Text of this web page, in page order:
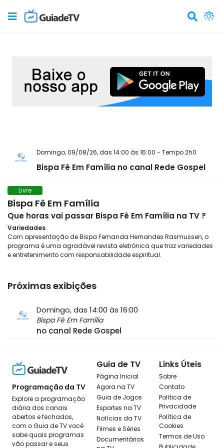
Domingo, 09/08/26, das 14:00 às 16:00 - Tempo 2h0
Bispa Fê Em Família no canal Rede Gospel
Livre
Bispa Fê Em Família
Que horas vai passar Bispa Fê Em Família na TV ?
Variedades
Com apresentação de Bispa Fernanda Hernandes Rasmussen, o
programa é uma agradável revista eletrônica que traz variedades
e entretenimento com responsabilidade espiritual.
Próximas exibições
Domingo, das 14:00 às 16:00
Bispa Fê Em Família
no canal Rede Gospel
Programação da TV
Explore a programação
diária dos canais
abertos e fechados,
com o Guia de TV você
sabe quais programas
vão passar e seus
Guia de TV
Página Inicial
Agora na TV
Guia de Jogos
Esportes na TV
Notícias da TV
Filmes e Séries
Documentários
Links Úteis
Sobre
Contato
Política de
Privacidade
Política de
Cookies
Termos de Uso